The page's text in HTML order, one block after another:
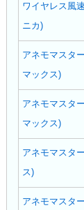
ワイヤレス風
ニカ)
アネモマスタ
マックス)
アネモマスタ
マックス)
アネモマスタ
ス)
アネモマスタ